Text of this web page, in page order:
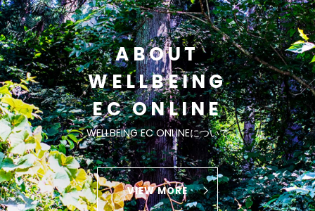
ABOUT
WELLBEING
EC ONLINE
WELLBEING EC ONLINEについて
VIEW MORE